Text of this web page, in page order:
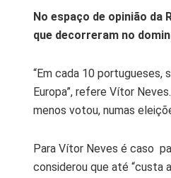
No espaço de opinião da
que decorreram no
“Em cada 10
Europa”, refere Vítor
menos votou, numas
Para Vítor Neves é caso
considerou que até “custa